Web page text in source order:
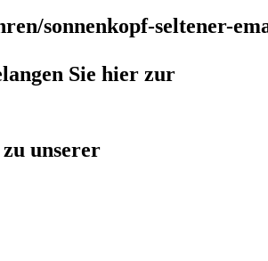
sonnenkopf-seltener-
Sie hier zur
unserer